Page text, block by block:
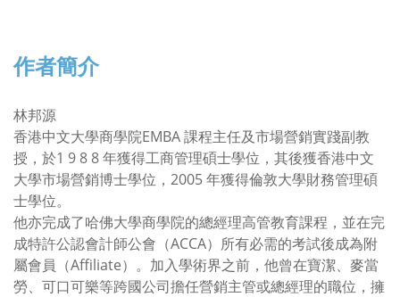
作者簡介
林邦源
香港中文大學商學院EMBA 課程主任及市場營銷實踐副教
授，於1 9 8 8 年獲得工商管理碩士學位，其後獲香港中文
大學市場營銷博士學位，2005 年獲得倫敦大學財務管理碩
士學位。
他亦完成了哈佛大學商學院的總經理高管教育課程，並在完
成特許公認會計師公會（ACCA）所有必需的考試後成為附
屬會員（Affiliate）。加入學術界之前，他曾在寶潔、麥當
勞、可口可樂等跨國公司擔任營銷主管或總經理的職位，擁